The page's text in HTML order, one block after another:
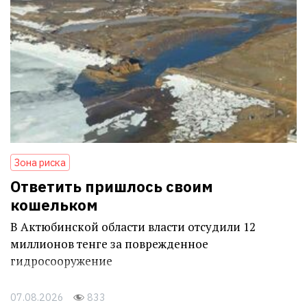
Зона риска
Ответить пришлось своим
кошельком
В Актюбинской области власти отсудили 12
миллионов тенге за поврежденное
гидросооружение
07.08.2026 833